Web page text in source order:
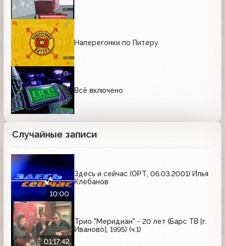
Наперегонки по Питеру
Всё включено
Случайные записи
10:00
Здесь и сейчас (ОРТ, 06.03.2001) Илья
Клебанов
01:17:42
Трио "Меридиан" - 20 лет (Барс ТВ [г.
Иваново], 1995) (ч.1)